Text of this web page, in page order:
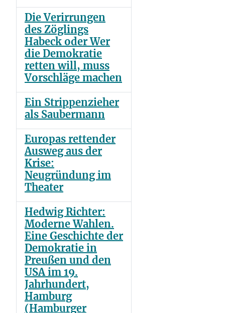
Die Verirrungen
des Zöglings
Habeck oder Wer
die Demokratie
retten will, muss
Vorschläge machen
Ein Strippenzieher
als Saubermann
Europas rettender
Ausweg aus der
Krise:
Neugründung im
Theater
Hedwig Richter:
Moderne Wahlen.
Eine Geschichte der
Demokratie in
Preußen und den
USA im 19.
Jahrhundert,
Hamburg
(Hamburger